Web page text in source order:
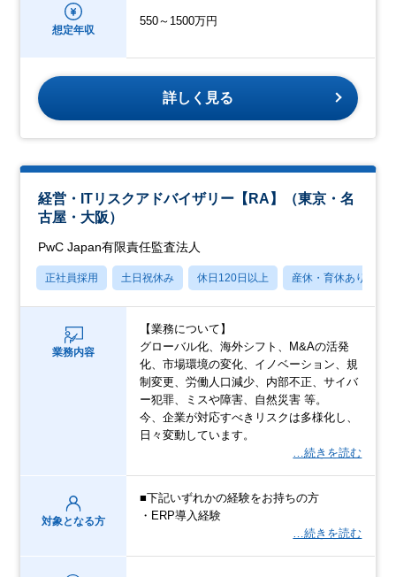
想定年収
550～1500万円
詳しく見る
経営・ITリスクアドバイザリー【RA】（東京・名
古屋・大阪）
PwC Japan有限責任監査法人
正社員採用 土日祝休み 休日120日以上 産休・育休あり
業務内容
【業務について】
グローバル化、海外シフト、M&Aの活発
化、市場環境の変化、イノベーション、規
制変更、労働人口減少、内部不正、サイバ
ー犯罪、ミスや障害、自然災害 等。
今、企業が対応すべきリスクは多様化し、
日々変動しています。
…続きを読む
対象となる方
■下記いずれかの経験をお持ちの方
・ERP導入経験
…続きを読む